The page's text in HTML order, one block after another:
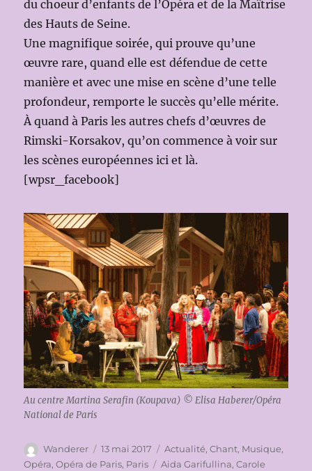
du choeur d’enfants de l’Opéra et de la Maîtrise
des Hauts de Seine.
Une magnifique soirée, qui prouve qu’une
œuvre rare, quand elle est défendue de cette
manière et avec une mise en scène d’une telle
profondeur, remporte le succès qu’elle mérite.
À quand à Paris les autres chefs d’œuvres de
Rimski-Korsakov, qu’on commence à voir sur
les scènes européennes ici et là.
[wpsr_facebook]
Au centre Martina Serafin (Koupava) © Elisa Haberer/Opéra
National de Paris
Auteur
Wanderer
Publié
le
13 mai 2017 Catégories
Actualité,Chant, Musique,
Opéra,Opéra de Paris, Paris Étiquettes
Aida Garifullina,Carole